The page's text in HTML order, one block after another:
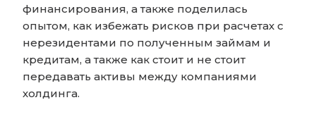
финансирования, а также поделилась
опытом, как избежать рисков при расчетах с
нерезидентами по полученным займам и
кредитам, а также как стоит и не стоит
передавать активы между компаниями
холдинга.